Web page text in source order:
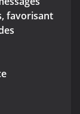
favorisant